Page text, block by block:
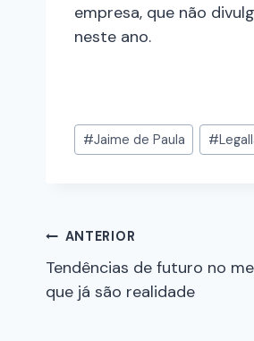
empresa, que não
neste ano.
#Jaime de Paula #
ANTERIOR
Tendências de futuro no
que já são realidade